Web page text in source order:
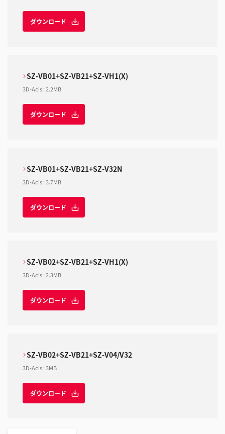
ダウンロード
SZ-VB01+SZ-VB21+SZ-VH1(X)
3D-Acis:2.2MB
ダウンロード
SZ-VB01+SZ-VB21+SZ-V32N
3D-Acis:3.7MB
ダウンロード
SZ-VB02+SZ-VB21+SZ-VH1(X)
3D-Acis:2.3MB
ダウンロード
SZ-VB02+SZ-VB21+SZ-V04/V32
3D-Acis:3MB
ダウンロード